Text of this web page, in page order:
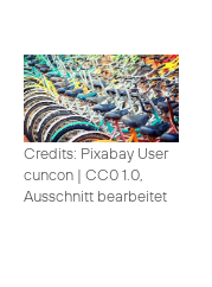
Credits: Pixabay User
cuncon | CC0 1.0,
Ausschnitt bearbeitet